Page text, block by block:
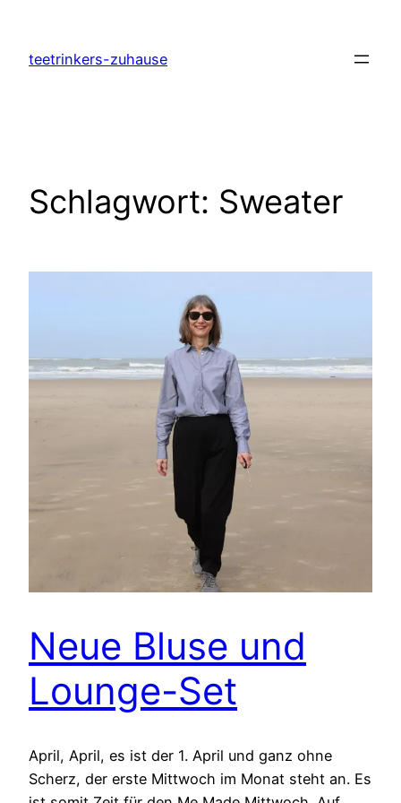
springen
teetrinkers-zuhause
Schlagwort: Sweater
Neue Bluse und
Lounge-Set
April, April, es ist der 1. April und ganz ohne
Scherz, der erste Mittwoch im Monat steht an. Es